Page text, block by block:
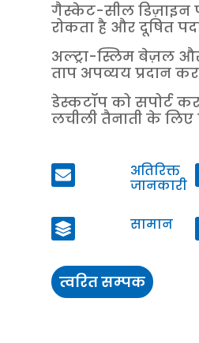
गैस्केट-सील डिज़ाइन
रोकता है और दूषित
अल्ट्रा-स्लिम बेज़ल
ताप अपव्यय प्रदान
डेस्कटॉप को सपोर्ट
लचीली तैनाती के
अतिरिक्त
जानकारी
सामान
त्वरित सम्पक